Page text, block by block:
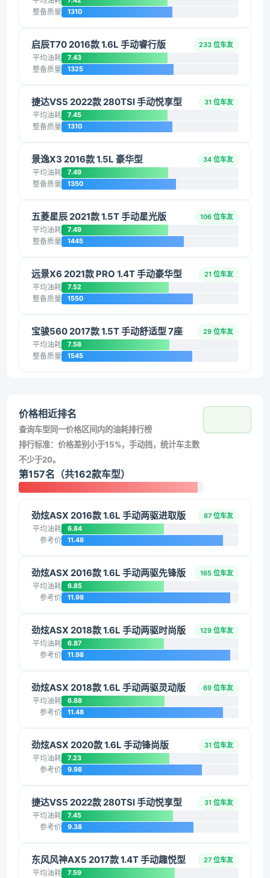
整备质量 1310
启辰T70 2016款 1.6L 手动睿行版 233 位车友
平均油耗 7.43
整备质量 1325
捷达VS5 2022款 280TSI 手动悦享型 31 位车友
平均油耗 7.45
整备质量 1310
景逸X3 2016款 1.5L 豪华型 34 位车友
平均油耗 7.49
整备质量 1350
五菱星辰 2021款 1.5T 手动星光版 106 位车友
平均油耗 7.49
整备质量 1445
远景X6 2021款 PRO 1.4T 手动豪华型 21 位车友
平均油耗 7.52
整备质量 1550
宝骏560 2017款 1.5T 手动舒适型 7座 29 位车友
平均油耗 7.58
整备质量 1545
价格相近排名
查询车型同一价格区间内的油耗排行榜
排行标准：价格差别小于15%，手动挡，统计车主数
不少于20。
第157名（共162款车型）
劲炫ASX 2016款 1.6L 手动两驱进取版 87 位车友
平均油耗 6.84
参考价 11.48
劲炫ASX 2016款 1.6L 手动两驱先锋版 165 位车友
平均油耗 6.85
参考价 11.98
劲炫ASX 2018款 1.6L 手动两驱时尚版 129 位车友
平均油耗 6.87
参考价 11.98
劲炫ASX 2018款 1.6L 手动两驱灵动版 69 位车友
平均油耗 6.88
参考价 11.48
劲炫ASX 2020款 1.6L 手动锋尚版 31 位车友
平均油耗 7.23
参考价 9.98
捷达VS5 2022款 280TSI 手动悦享型 31 位车友
平均油耗 7.45
参考价 9.38
东风风神AX5 2017款 1.4T 手动趣悦型 27 位车友
平均油耗 7.59